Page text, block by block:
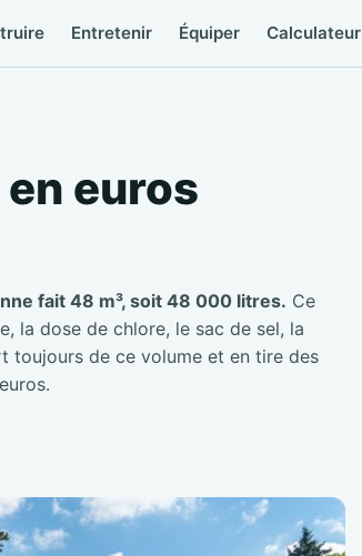
Entretenir Équiper Calculateur
euros
fait 48 m³, soit 48 000 litres. Ce
la dose de chlore, le sac de sel, la
de ce volume et en tire des